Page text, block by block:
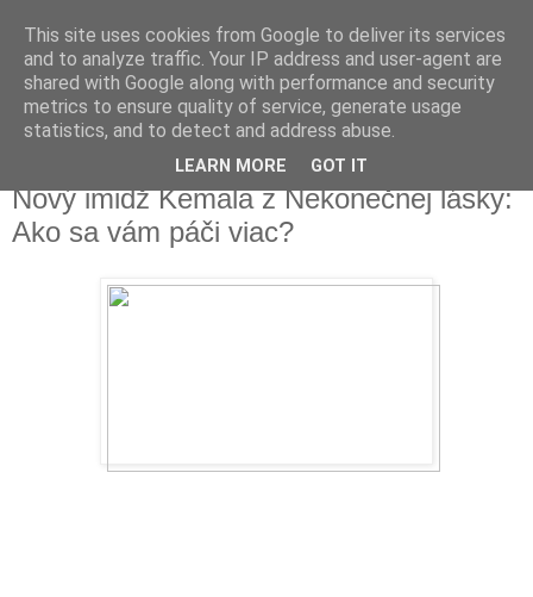
Fakečlánky
Věř všemu co tady vidíš.
úterý 19. prosince 2017
Nový imidž Kemala z Nekonečnej lásky:
Ako sa vám páči viac?
This site uses cookies from Google to deliver its services
and to analyze traffic. Your IP address and user-agent are
shared with Google along with performance and security
metrics to ensure quality of service, generate usage
statistics, and to detect and address abuse.
LEARN MORE GOT IT